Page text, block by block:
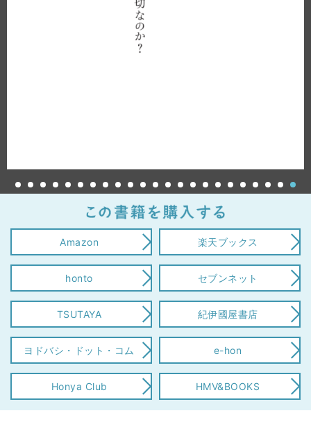
Amazon 楽天ブックス
honto セブンネット
TSUTAYA 紀伊國屋書店
ヨドバシ・ドット・コム e-hon
Honya Club HMV&BOOKS